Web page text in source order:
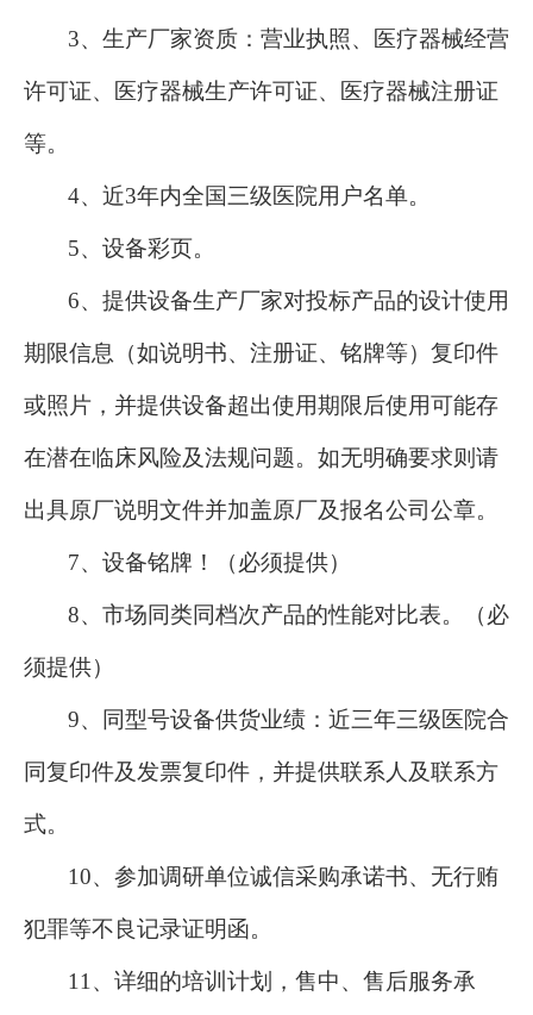
3、生产厂家资质：营业执照、医疗器械经营
许可证、医疗器械生产许可证、医疗器械注册证
等。
4、近3年内全国三级医院用户名单。
5、设备彩页。
6、 提供设备生产厂家对投标产品的设计使用
期限信息（如说明书、注册证、铭牌等）复印件
或照片，并提供设备超出使用期限后使用可能存
在潜在临床风险及法规问题。如无明确要求则请
出具原厂说明文件并加盖原厂及报名公司公章。
7、 设备铭牌！（必须提供）
8、 市场同类同档次产品的性能对比表。 （必
须提供）
9、同型号设备供货业绩：近三年三级医院合
同复印件及发票复印件 ， 并提供联系人 及联系方
式。
10、参加调研单位诚信采购承诺书、无行贿
犯罪等不良记录证明函。
11 、详细的培训计划，售中、售后服务承